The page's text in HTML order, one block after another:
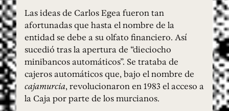
Las ideas de Carlos Egea fueron tan
afortunadas que hasta el nombre de la
entidad se debe a su olfato financiero. Así
sucedió tras la apertura de “dieciocho
minibancos automáticos”. Se trataba de
cajeros automáticos que, bajo el nombre de
cajamurcia, revolucionaron en 1983 el acceso a
la Caja por parte de los murcianos.